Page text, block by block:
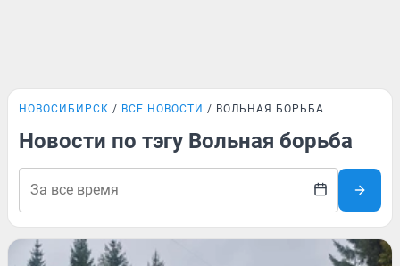
НОВОСИБИРСК ВСЕ НОВОСТИ ВОЛЬНАЯ БОРЬБА
Новости по тэгу Вольная борьба